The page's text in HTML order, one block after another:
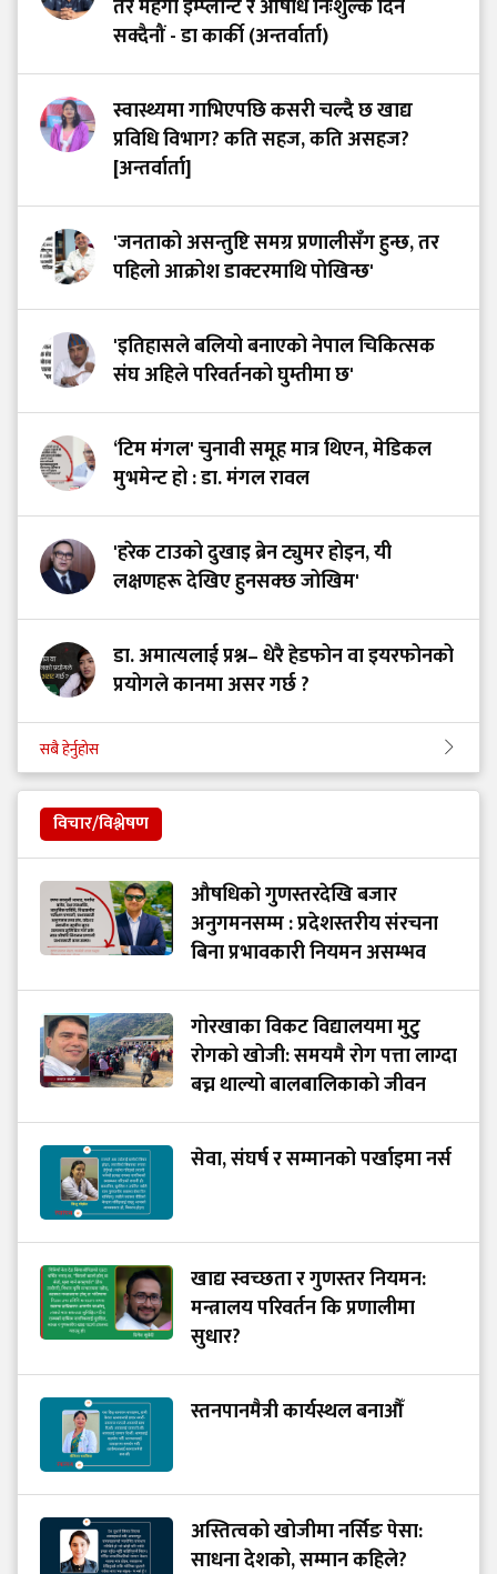
तर महँगा इम्प्लान्ट र औषधि निःशुल्क दिन
सक्दैनौं - डा कार्की (अन्तर्वार्ता)
स्वास्थ्यमा गाभिएपछि कसरी चल्दै छ खाद्य
प्रविधि विभाग? कति सहज, कति असहज?
[अन्तर्वार्ता]
'जनताको असन्तुष्टि समग्र प्रणालीसँग हुन्छ, तर
पहिलो आक्रोश डाक्टरमाथि पोखिन्छ'
'इतिहासले बलियो बनाएको नेपाल चिकित्सक
संघ अहिले परिवर्तनको घुम्तीमा छ'
‘टिम मंगल' चुनावी समूह मात्र थिएन, मेडिकल
मुभमेन्ट हो : डा. मंगल रावल
'हरेक टाउको दुखाइ ब्रेन ट्युमर होइन, यी
लक्षणहरू देखिए हुनसक्छ जोखिम'
डा. अमात्यलाई प्रश्न– धेरै हेडफोन वा इयरफोनको
प्रयोगले कानमा असर गर्छ ?
सबै हेर्नुहोस
विचार/विश्लेषण
औषधिको गुणस्तरदेखि बजार
अनुगमनसम्म : प्रदेशस्तरीय संरचना
बिना प्रभावकारी नियमन असम्भव
गोरखाका विकट विद्यालयमा मुटु
रोगको खोजी: समयमै रोग पत्ता लाग्दा
बच्न थाल्यो बालबालिकाको जीवन
सेवा, संघर्ष र सम्मानको पर्खाइमा नर्स
खाद्य स्वच्छता र गुणस्तर नियमन:
मन्त्रालय परिवर्तन कि प्रणालीमा
सुधार?
स्तनपानमैत्री कार्यस्थल बनाऔँ
अस्तित्वको खोजीमा नर्सिङ पेसा:
साधना देशको, सम्मान कहिले?